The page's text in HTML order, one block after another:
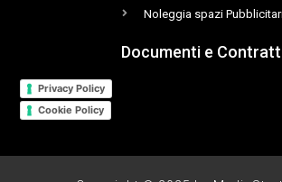
Noleggia spazi
Documenti e
Privacy Policy
Cookie Policy